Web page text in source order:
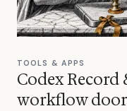
TOOLS & APPS
Codex Record
workflow door